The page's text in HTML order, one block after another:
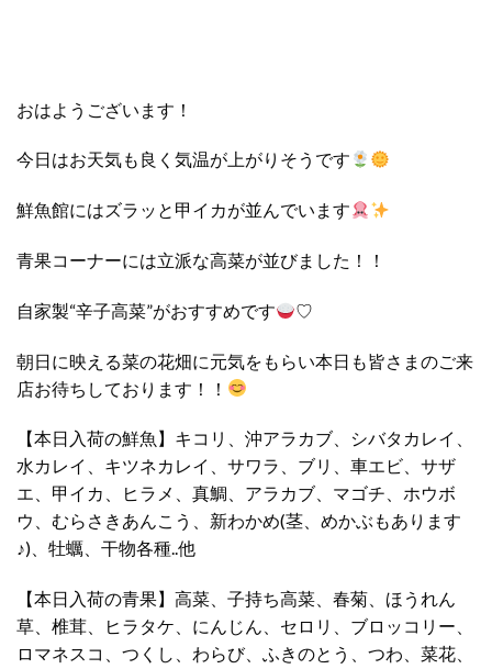
おはようございます！
今日はお天気も良く気温が上がりそうです
鮮魚館にはズラッと甲イカが並んでいます
青果コーナーには立派な高菜が並びました！！
自家製“辛子高菜”がおすすめです ♡
朝日に映える菜の花畑に元気をもらい本日も皆さまのご来
店お待ちしております！！
【本日入荷の鮮魚】キコリ、沖アラカブ、シバタカレイ、
水カレイ、キツネカレイ、サワラ、ブリ、車エビ、サザ
エ、甲イカ、ヒラメ、真鯛、アラカブ、マゴチ、ホウボ
ウ、むらさきあんこう、新わかめ(茎、めかぶもあります
♪)、牡蠣、干物各種..他
【本日入荷の青果】高菜、子持ち高菜、春菊、ほうれん
草、椎茸、ヒラタケ、にんじん、セロリ、ブロッコリー、
ロマネスコ、つくし、わらび、ふきのとう、つわ、菜花、